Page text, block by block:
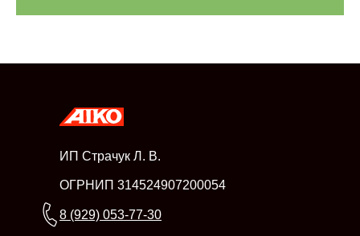
ИП Страчук Л. В.
ОГРНИП 314524907200054
8 (929) 053-77-30